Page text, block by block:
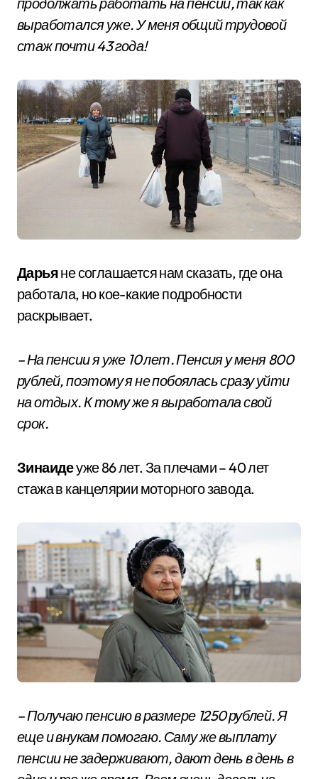
выработался уже. У меня общий трудовой
стаж почти 43 года!
Дарьяне соглашается нам сказать, где она
работала, но кое-какие подробности
раскрывает.
– На пенсии я уже 10 лет. Пенсия у меня 800
рублей, поэтому я не побоялась сразу уйти
на отдых. К тому же я выработала свой
срок.
Зинаидеуже 86 лет. За плечами – 40 лет
стажа в канцелярии моторного завода.
– Получаю пенсию в размере 1250 рублей. Я
еще и внукам помогаю. Саму же выплату
пенсии не задерживают, дают день в день в